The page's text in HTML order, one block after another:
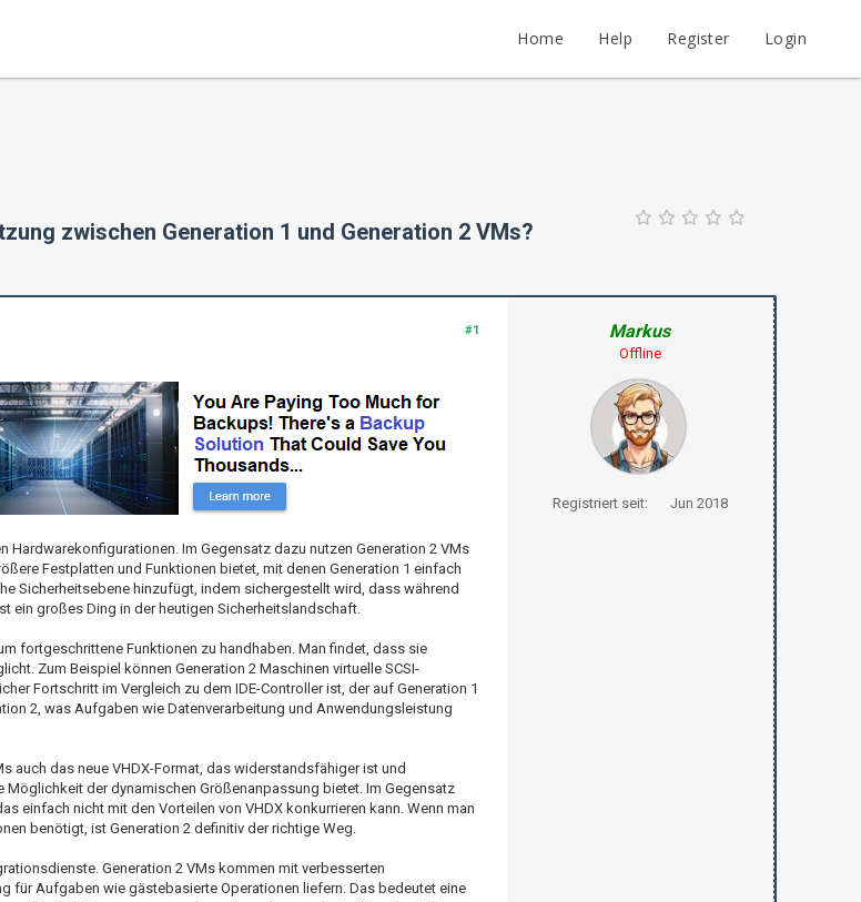
Home Help Register Login
zwischen Generation 1 und Generation 2 VMs?
#1
Im Gegensatz dazu nutzen Generation 2 VMs
Festplatten und Funktionen bietet, mit denen Generation 1 einfach
Sicherheitsebene hinzufügt, indem sichergestellt wird, dass während
ein großes Ding in der heutigen Sicherheitslandschaft.
fortgeschrittene Funktionen zu handhaben. Man findet, dass sie
Zum Beispiel können Generation 2 Maschinen virtuelle SCSI-
Fortschritt im Vergleich zu dem IDE-Controller ist, der auf Generation 1
2, was Aufgaben wie Datenverarbeitung und Anwendungsleistung
auch das neue VHDX-Format, das widerstandsfähiger ist und
der dynamischen Größenanpassung bietet. Im Gegensatz
einfach nicht mit den Vorteilen von VHDX konkurrieren kann. Wenn man
benötigt, ist Generation 2 definitiv der richtige Weg.
Generation 2 VMs kommen mit verbesserten
für Aufgaben wie gästebasierte Operationen liefern. Das bedeutet eine
Markus
Offline
Registriert seit: Jun 2018